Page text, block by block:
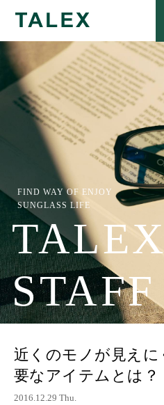
FIND WAY OF ENJOY
SUNGLASS LIFE
TALEX
近くのモノが見え
要なアイテムとは？
2016.12.29 Thu.